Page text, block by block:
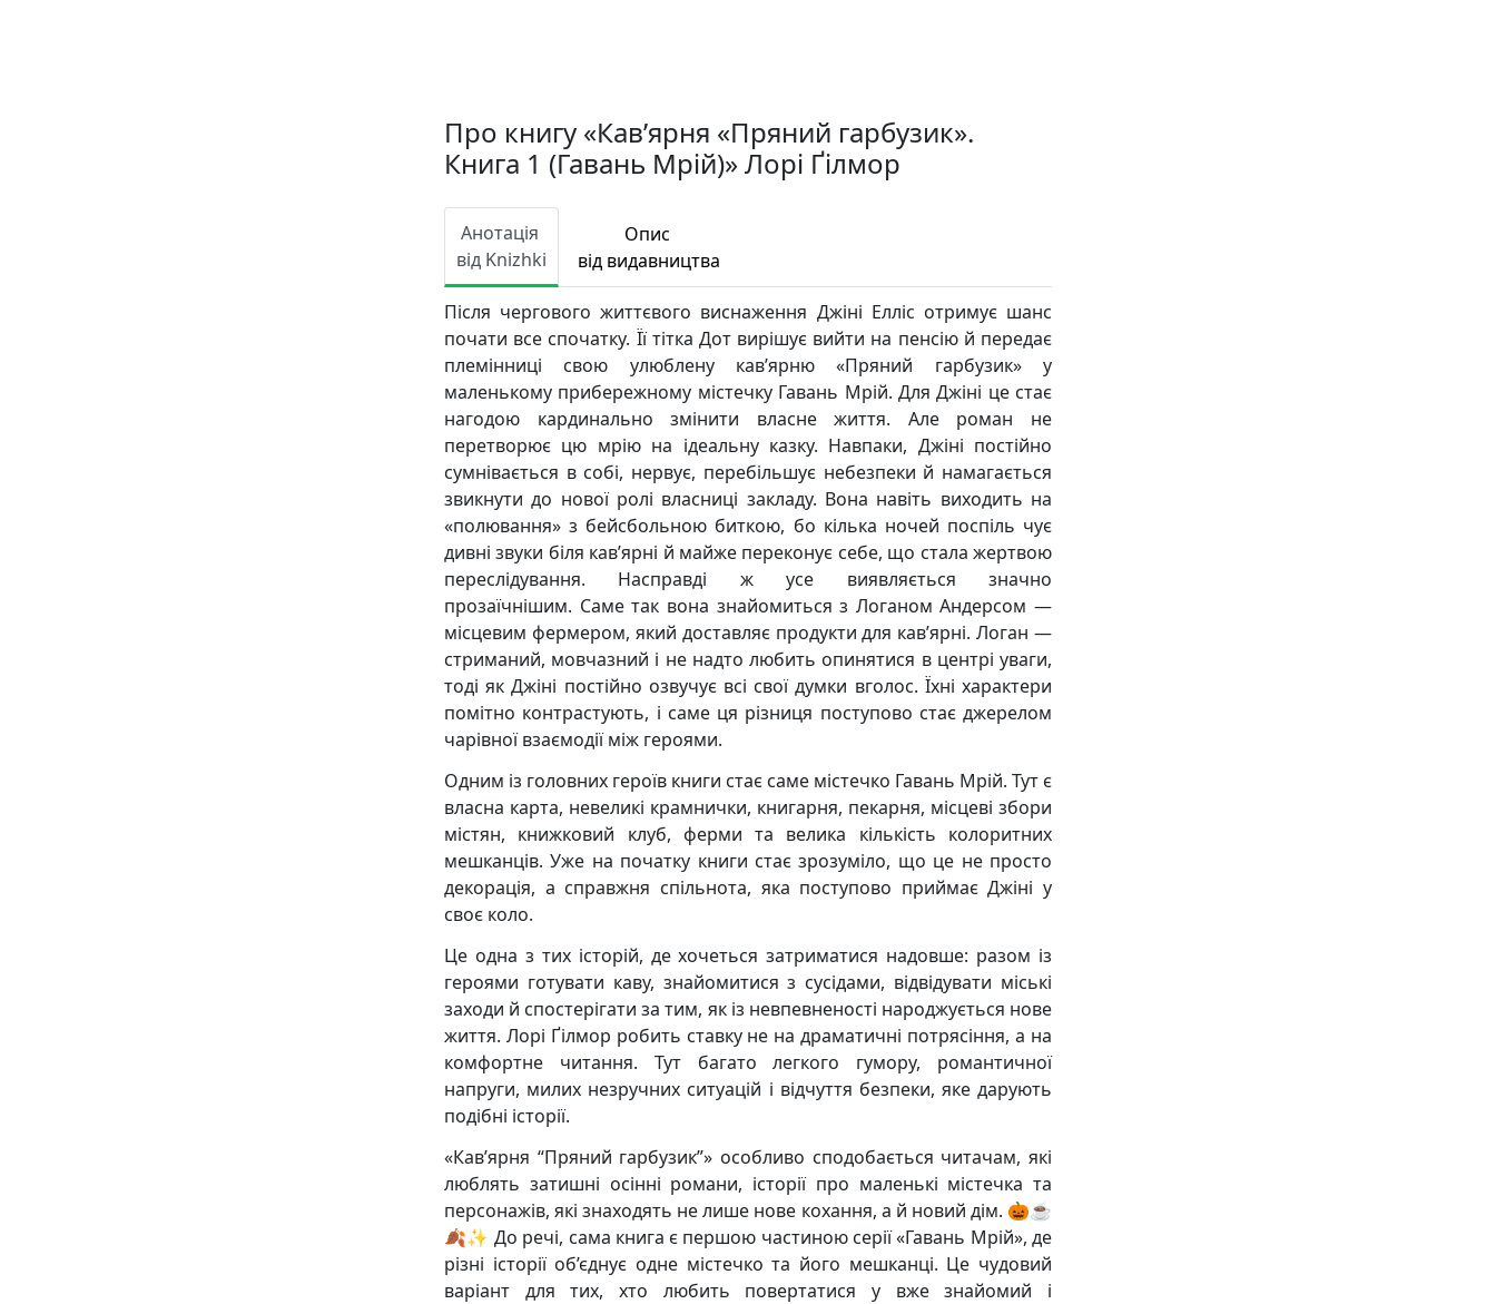
Про книгу «Кав’ярня «Пряний гарбузик».
Книга 1 (Гавань Мрій)» Лорі Ґілмор
Анотація
від Knizhki
Опис
від видавництва
Після чергового життєвого виснаження Джіні Елліс отримує шанс
почати все спочатку. Її тітка Дот вирішує вийти на пенсію й передає
племінниці свою улюблену кав’ярню «Пряний гарбузик» у
маленькому прибережному містечку Гавань Мрій. Для Джіні це стає
нагодою кардинально змінити власне життя. Але роман не
перетворює цю мрію на ідеальну казку. Навпаки, Джіні постійно
сумнівається в собі, нервує, перебільшує небезпеки й намагається
звикнути до нової ролі власниці закладу. Вона навіть виходить на
«полювання» з бейсбольною биткою, бо кілька ночей поспіль чує
дивні звуки біля кав’ярні й майже переконує себе, що стала жертвою
переслідування. Насправді ж усе виявляється значно
прозаїчнішим. Саме так вона знайомиться з Логаном Андерсом —
місцевим фермером, який доставляє продукти для кав’ярні. Логан —
стриманий, мовчазний і не надто любить опинятися в центрі уваги,
тоді як Джіні постійно озвучує всі свої думки вголос. Їхні характери
помітно контрастують, і саме ця різниця поступово стає джерелом
чарівної взаємодії між героями.
Одним із головних героїв книги стає саме містечко Гавань Мрій. Тут є
власна карта, невеликі крамнички, книгарня, пекарня, місцеві збори
містян, книжковий клуб, ферми та велика кількість колоритних
мешканців. Уже на початку книги стає зрозуміло, що це не просто
декорація, а справжня спільнота, яка поступово приймає Джіні у
своє коло.
Це одна з тих історій, де хочеться затриматися надовше: разом із
героями готувати каву, знайомитися з сусідами, відвідувати міські
заходи й спостерігати за тим, як із невпевненості народжується нове
життя. Лорі Ґілмор робить ставку не на драматичні потрясіння, а на
комфортне читання. Тут багато легкого гумору, романтичної
напруги, милих незручних ситуацій і відчуття безпеки, яке дарують
подібні історії.
«Кав’ярня “Пряний гарбузик”» особливо сподобається читачам, які
люблять затишні осінні романи, історії про маленькі містечка та
персонажів, які знаходять не лише нове кохання, а й новий дім. 🎃☕
🍂✨ До речі, сама книга є першою частиною серії «Гавань Мрій», де
різні історії об’єднує одне містечко та його мешканці. Це чудовий
варіант для тих, хто любить повертатися у вже знайомий і